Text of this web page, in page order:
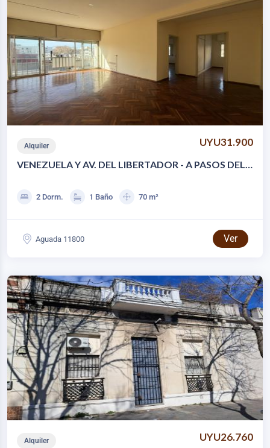
Alquiler UYU31.900
VENEZUELA Y AV. DEL LIBERTADOR - A PASOS DEL
2 Dorm. 1 Baño 70 m²
Aguada 11800 Ver
Alquiler UYU26.760